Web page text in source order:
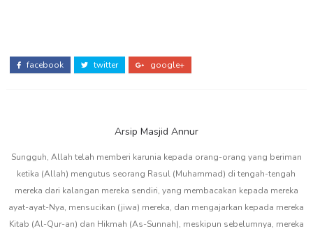
facebook twitter google+
Arsip Masjid Annur
Sungguh, Allah telah memberi karunia kepada orang-orang yang beriman
ketika (Allah) mengutus seorang Rasul (Muhammad) di tengah-tengah
mereka dari kalangan mereka sendiri, yang membacakan kepada mereka
ayat-ayat-Nya, mensucikan (jiwa) mereka, dan mengajarkan kepada mereka
Kitab (Al-Qur-an) dan Hikmah (As-Sunnah), meskipun sebelumnya, mereka